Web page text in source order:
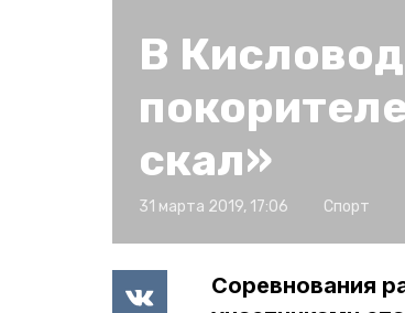
В
скал»
31 марта 2019, 17:06 Спорт
Соревнования